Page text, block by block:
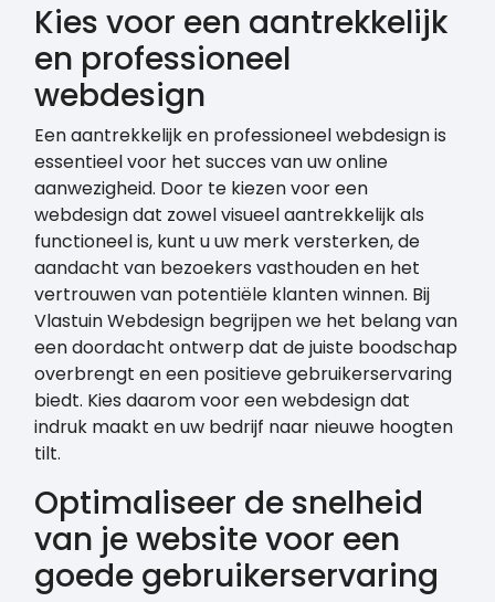
Kies voor een aantrekkelijk
en professioneel
webdesign
Een aantrekkelijk en professioneel webdesign is
essentieel voor het succes van uw online
aanwezigheid. Door te kiezen voor een
webdesign dat zowel visueel aantrekkelijk als
functioneel is, kunt u uw merk versterken, de
aandacht van bezoekers vasthouden en het
vertrouwen van potentiële klanten winnen. Bij
Vlastuin Webdesign begrijpen we het belang van
een doordacht ontwerp dat de juiste boodschap
overbrengt en een positieve gebruikerservaring
biedt. Kies daarom voor een webdesign dat
indruk maakt en uw bedrijf naar nieuwe hoogten
tilt.
Optimaliseer de snelheid
van je website voor een
goede gebruikerservaring